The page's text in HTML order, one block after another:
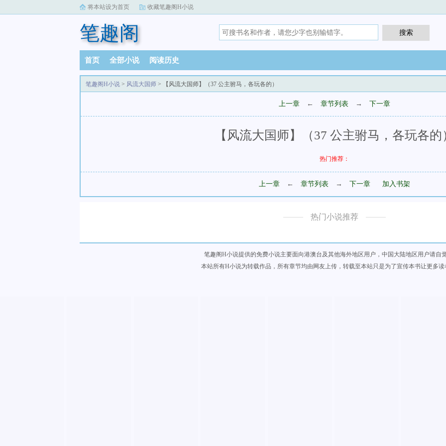
将本站设为首页 收藏笔趣阁H小说
笔趣阁
首页 全部小说 阅读历史
笔趣阁H小说 > 风流大国师 > 【风流大国师】（37 公主驸马，各玩各的）
上一章 ← 章节列表 → 下一章
【风流大国师】（37 公主驸马，各玩各的
热门推荐：
上一章 ← 章节列表 → 下一章 加入书架
热门小说推荐
笔趣阁H小说提供的免费小说主要面向港澳台及其他海外地区用户，中国大陆地区用户请自
本站所有H小说为转载作品，所有章节均由网友上传，转载至本站只是为了宣传本书让更多读